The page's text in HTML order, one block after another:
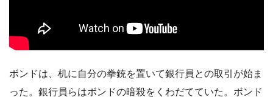
ボンドは、机に自分の拳銃を置いて銀行員との取引が始ま
った。銀行員らはボンドの暗殺をくわだてていた。ボンド